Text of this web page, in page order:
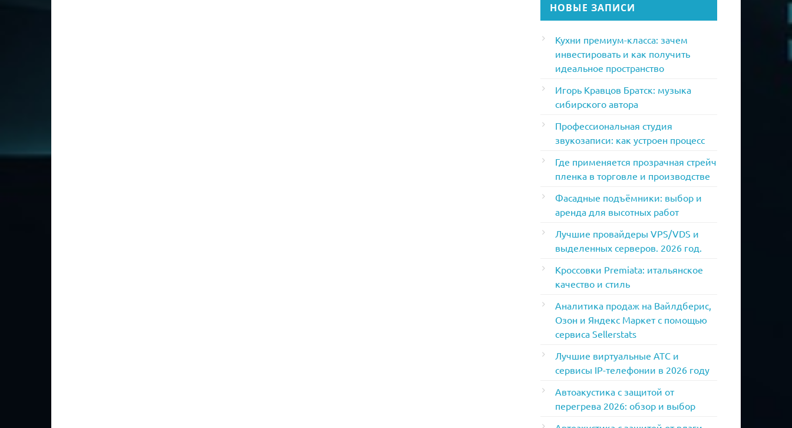
НОВЫЕ ЗАПИСИ
Кухни премиум-класса: зачем
инвестировать и как получить
идеальное пространство
Игорь Кравцов Братск: музыка
сибирского автора
Профессиональная студия
звукозаписи: как устроен процесс
Где применяется прозрачная стрейч
пленка в торговле и производстве
Фасадные подъёмники: выбор и
аренда для высотных работ
Лучшие провайдеры VPS/VDS и
выделенных серверов. 2026 год.
Кроссовки Premiata: итальянское
качество и стиль
Аналитика продаж на Вайлдберис,
Озон и Яндекс Маркет с помощью
сервиса Sellerstats
Лучшие виртуальные АТС и
сервисы IP-телефонии в 2026 году
Автоакустика с защитой от
перегрева 2026: обзор и выбор